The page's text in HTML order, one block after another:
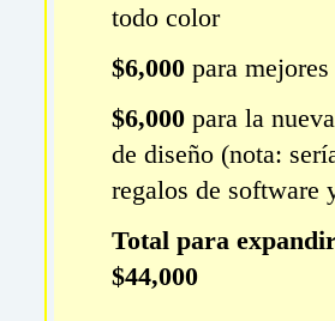
todo color
$6,000 para
$6,000 para la
de diseño (nota:
regalos de software
Total para
$44,000